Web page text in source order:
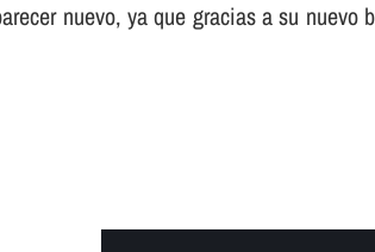
nuevo, ya que gracias a su